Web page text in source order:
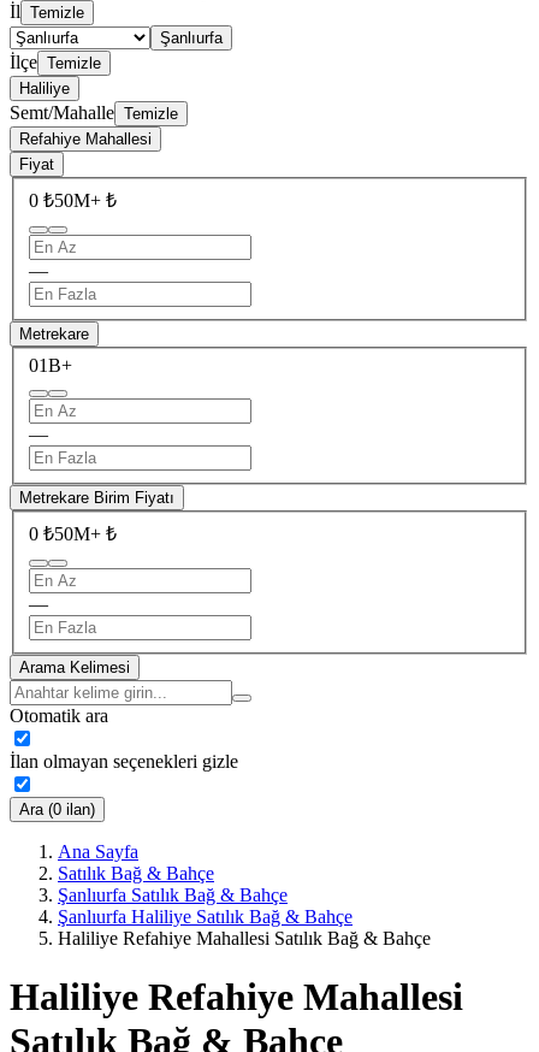
İl Temizle
Şanlıurfa
İlçe Temizle
Haliliye
Semt/Mahalle Temizle
Refahiye Mahallesi
Fiyat
0 ₺50M+ ₺
—
Metrekare
01B+
—
Metrekare Birim Fiyatı
0 ₺50M+ ₺
—
Arama Kelimesi
Otomatik ara
İlan olmayan seçenekleri gizle
Ara (0 ilan)
Ana Sayfa
Satılık Bağ & Bahçe
Şanlıurfa Satılık Bağ & Bahçe
Şanlıurfa Haliliye Satılık Bağ & Bahçe
Haliliye Refahiye Mahallesi Satılık Bağ & Bahçe
Haliliye Refahiye Mahallesi
Satılık Bağ & Bahçe